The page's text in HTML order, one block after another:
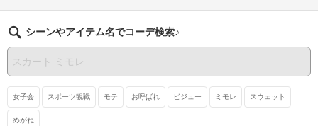
シーンやアイテム名でコーデ検索♪
女子会 スポーツ観戦 モテ お呼ばれ ビジュー ミモレ スウェット
めがね